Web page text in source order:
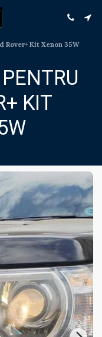
Rover+ Kit Xenon 35W
KIT